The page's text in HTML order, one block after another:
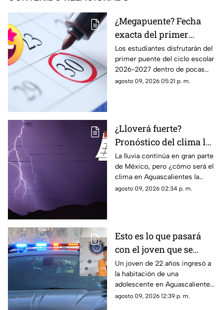
¿Megapuente? Fecha
exacta del primer
puente del ciclo escolar
2026-2027 en
Aguascalientes
Los estudiantes disfrutarán del
primer puente del ciclo escolar
2026-2027 dentro de pocas
semanas; te contamos la fecha
agosto 09, 2026 05:21 p. m.
¿Lloverá fuerte?
Pronóstico del clima la
semana del 10 al 15 de
agosto en
Aguascalientes
La lluvia continúa en gran parte
de México, pero ¿cómo será el
clima en Aguascalientes la
semana del 10 al 15 de agosto?
agosto 09, 2026 02:34 p. m.
Esto es lo que pasará
con el joven que se
metió a la habitación
de una adolescente
para tocarla en
Aguascalientes
Un joven de 22 años ingresó a
la habitación de una
adolescente en Aguascalientes
para realizarle tocamientos; te
agosto 09, 2026 12:39 p. m.